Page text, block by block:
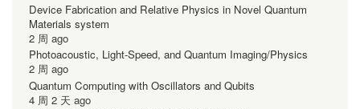
Device Fabrication and Relative Physics in Novel Quantum
Materials system
2 周 ago
Photoacoustic, Light-Speed, and Quantum Imaging/Physics
2 周 ago
Quantum Computing with Oscillators and Qubits
4 周 2 天 ago